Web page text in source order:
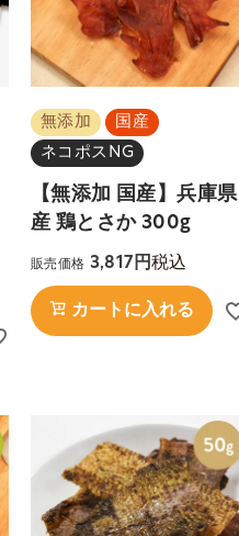
無添加
国産
ネコポスNG
【無添加 国産】兵庫県
産 鶏とさか 300g
販売価格 3,817 税込
カートに入れる